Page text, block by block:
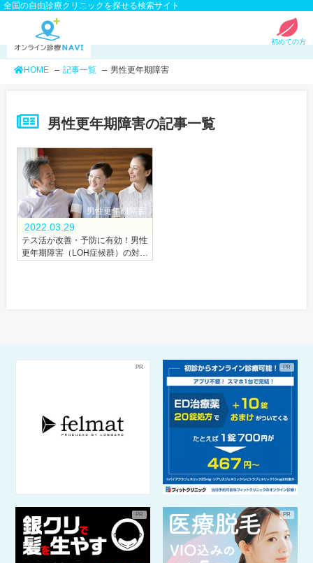
全国の自由診療クリニックを探せる検索サイト
初めての方
HOME 記事一覧 男性更年期障害
男性更年期障害の記事一覧
男性更年期障害
2022.03.29
テス活が改善・予防に有効！男性
更年期障害（LOH症候群）の対策